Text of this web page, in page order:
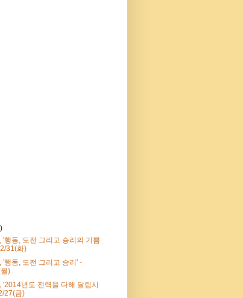
'행동, 도전 그리고 승리의 기쁨
31(화)
'행동, 도전 그리고 승리' -
)
'2014년도 전력을 다해 달립시
27(금)